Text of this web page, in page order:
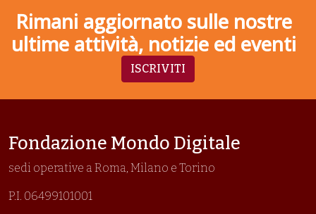
Rimani aggiornato sulle nostre
ultime attività, notizie ed eventi
ISCRIVITI
Fondazione Mondo Digitale
sedi operative a Roma, Milano e Torino
P.I. 06499101001